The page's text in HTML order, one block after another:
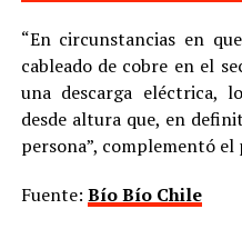
“En circunstancias en
cableado de cobre en el
una descarga eléctrica,
desde altura que, en
persona”, complementó
Fuente: Bío Bío Chile